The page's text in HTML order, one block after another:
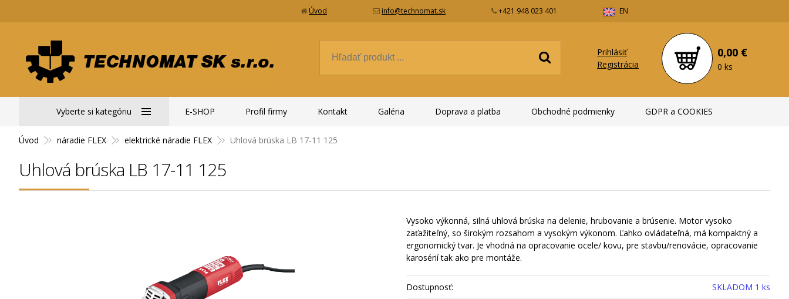
Úvod info@technomat.sk +421 948 023 401 EN
Prihlásiť
Registrácia
0,00 €
0 ks
Úvod náradie FLEX elektrické náradie FLEX Uhlová brúska LB 17-11 125
Uhlová brúska LB 17-11 125
Vysoko výkonná, silná uhlová brúska na delenie, hrubovanie a brúsenie. Motor vysoko
zaťažiteľný, so širokým rozsahom a vysokým výkonom. Ľahko ovládateľná, má kompaktný a
ergonomický tvar. Je vhodná na opracovanie ocele/ kovu, pre stavbu/renovácie, opracovanie
karosérií tak ako pre montáže.
Dostupnosť:
SKLADOM 1 ks
Vyberte si kategóriu E-SHOP Profil firmy Kontakt Galéria Doprava a platba Obchodné podmienky GDPR a COOKIES